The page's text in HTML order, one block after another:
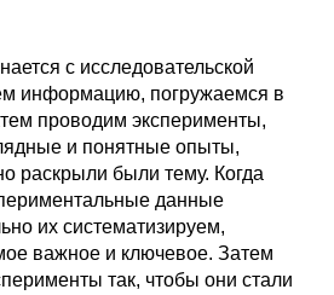
с исследовательской
информацию, погружаемся в
проводим эксперименты,
и понятные опыты,
раскрыли были тему. Когда
данные
их систематизируем,
важное и ключевое. Затем
так, чтобы они стали